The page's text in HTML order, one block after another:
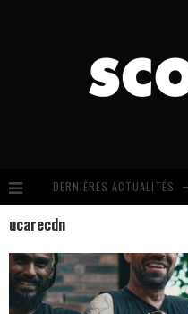
DERNIÈRES ACTUALITÉS
ucarecdn